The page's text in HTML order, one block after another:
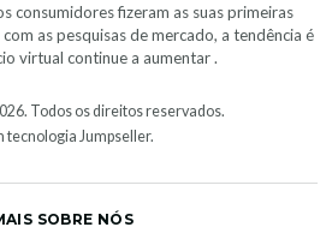
consumidores fizeram as suas primeiras
as pesquisas de mercado, a tendência é
virtual continue a aumentar .
Todos os direitos reservados.
tecnologia Jumpseller.
SOBRE NÓS